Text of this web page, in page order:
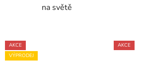
na světě
AKCE
VÝPRODEJ
AKCE